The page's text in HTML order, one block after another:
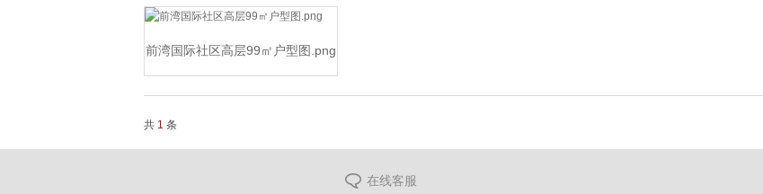
前湾国际社区高层99㎡户型图.png
共 1 条
在线客服